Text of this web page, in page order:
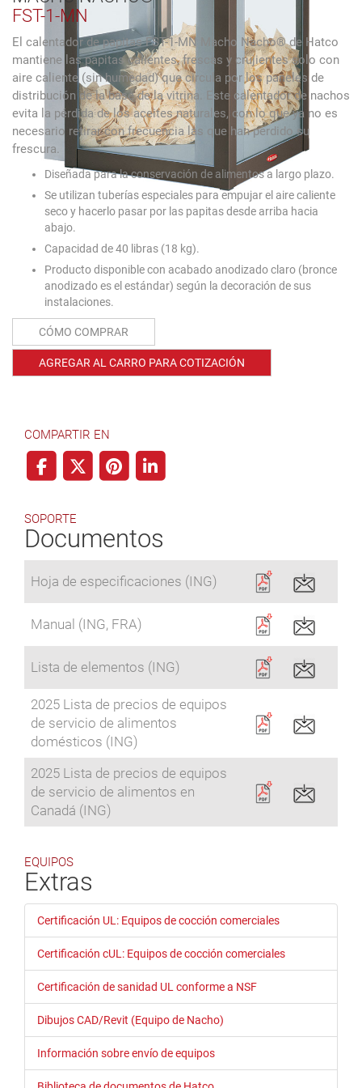
FST-1-MN
El calentador de papitas FST-1-MN Macho Nacho® de Hatco
mantiene las papitas calientes, frescas y crujientes solo con
aire caliente (sin humedad) que circula por los paneles de
distribución de la base de la vitrina. Este calentador de nachos
evita la pérdida de los aceites naturales, con lo que ya no es
necesario retirar con frecuencia las que han perdido su
frescura.
Diseñada para la conservación de alimentos a largo plazo.
Se utilizan tuberías especiales para empujar el aire caliente
seco y hacerlo pasar por las papitas desde arriba hacia
abajo.
Capacidad de 40 libras (18 kg).
Producto disponible con acabado anodizado claro (bronce
anodizado es el estándar) según la decoración de sus
instalaciones.
CÓMO COMPRAR
AGREGAR AL CARRO PARA COTIZACIÓN
COMPARTIR EN
SOPORTE
Documentos
Hoja de especificaciones (ING)
Manual (ING, FRA)
Lista de elementos (ING)
2025 Lista de precios de equipos
de servicio de alimentos
domésticos (ING)
2025 Lista de precios de equipos
de servicio de alimentos en
Canadá (ING)
EQUIPOS
Extras
Certificación UL: Equipos de cocción comerciales
Certificación cUL: Equipos de cocción comerciales
Certificación de sanidad UL conforme a NSF
Dibujos CAD/Revit (Equipo de Nacho)
Información sobre envío de equipos